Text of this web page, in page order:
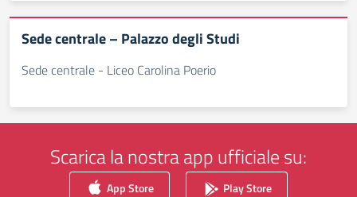
Sede centrale – Palazzo degli Studi
Sede centrale - Liceo Carolina Poerio
Scarica la nostra app ufficiale su:
App Store Play Store